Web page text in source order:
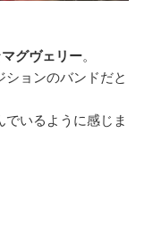
マグヴェリー。
ョンのバンドだと
いるように感じま